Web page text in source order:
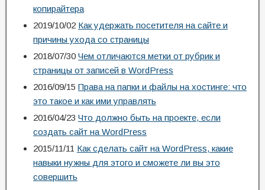
копирайтера
2019/10/02 Как удержать посетителя на сайте и
причины ухода со страницы
2018/07/30 Чем отличаются метки от рубрик и
страницы от записей в WordPress
2016/09/15 Права на папки и файлы на хостинге: что
это такое и как ими управлять
2016/04/23 Что должно быть на проекте, если
создать сайт на WordPress
2015/11/11 Как сделать сайт на WordPress, какие
навыки нужны для этого и сможете ли вы это
совершить